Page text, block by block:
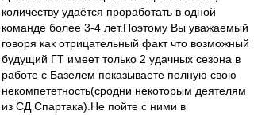
количеству удаётся проработать в одной
команде более 3-4 лет.Поэтому Вы уважаемый
говоря как отрицательный факт что возможный
будущий ГТ имеет только 2 удачных сезона в
работе с Базелем показываете полную свою
некомпететность(сродни некоторым деятелям
из СД Спартака).Не пойте с ними в